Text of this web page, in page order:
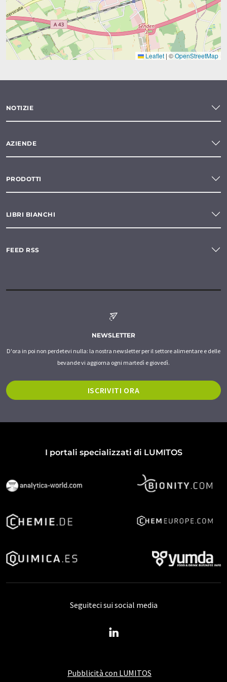
Leaflet | ©OpenStreetMap
NOTIZIE
AZIENDE
PRODOTTI
LIBRI BIANCHI
FEED RSS
NEWSLETTER
D'ora in poi non perdetevi nulla: la nostra newsletter per il settore alimentare e delle
bevande vi aggiorna ogni martedì e giovedì.
ISCRIVITI ORA
I portali specializzati di LUMITOS
Pubblicità con LUMITOS
Seguiteci sui social media